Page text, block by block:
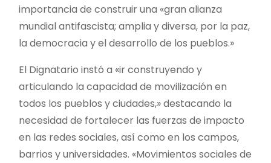
importancia de construir una «gran alianza
mundial antifascista; amplia y diversa, por la paz,
la democracia y el desarrollo de los pueblos.»
El Dignatario instó a «ir construyendo y
articulando la capacidad de movilización en
todos los pueblos y ciudades,» destacando la
necesidad de fortalecer las fuerzas de impacto
en las redes sociales, así como en los campos,
barrios y universidades. «Movimientos sociales de